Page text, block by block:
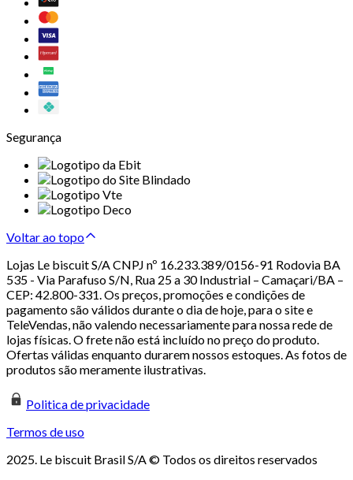
Segurança
Voltar ao topo
Lojas Le biscuit S/A CNPJ nº 16.233.389/0156-91 Rodovia BA
535 - Via Parafuso S/N, Rua 25 a 30 Industrial – Camaçari/BA –
CEP: 42.800-331. Os preços, promoções e condições de
pagamento são válidos durante o dia de hoje, para o site e
TeleVendas, não valendo necessariamente para nossa rede de
lojas físicas. O frete não está incluído no preço do produto.
Ofertas válidas enquanto durarem nossos estoques. As fotos de
produtos são meramente ilustrativas.
Politica de privacidade
Termos de uso
2025. Le biscuit Brasil S/A © Todos os direitos reservados